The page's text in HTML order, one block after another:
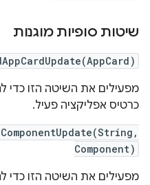
שיטות סופיות מוגנות
מפעילים את השיטה הזו כדי
כרטיס אפליקציה פעיל.
Component)
מפעילים את השיטה הזו כדי